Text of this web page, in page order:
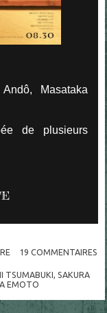
Masataka
de plusieurs
19 COMMENTAIRES
TSUMABUKI ,SAKURA
EMOTO